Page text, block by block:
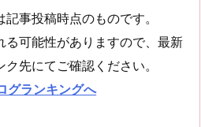
事投稿時点のものです。
る可能性がありますので、最新
先にてご確認ください。
グランキングへ